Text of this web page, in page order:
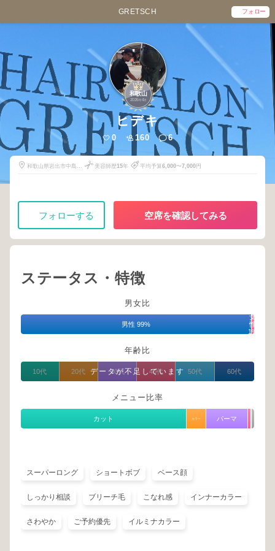
GRETSCH フォロー
3
和歌山
2026年4月
ヒデキ
0 160 6
和歌山県岩出市中島
美容師歴15年 平均予算6,000〜7,000円
フォローする 空席を確認してみる
ステータス・特徴
男女比
男性 99%
女
性
1%
年齢比
データが不足しています
10代 20代 30代 40代 50代 60代
メニュー比率
カット カラー パーマ
スーパーロング ショートボブ ベース顔
しっかり相談 ブリーチ毛 こなれ感 インナーカラー
さわやか ご予約優先 イルミナカラー